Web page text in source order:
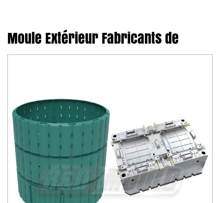
Moule Extérieur Fabricants de